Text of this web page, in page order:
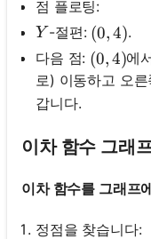
점 플로팅:
Y
Y -절편: (0,4)
(0,4).
다음 점: (0,4)
(0,4)에
로) 이동하고 오
갑니다.
이차 함수 그래
이차 함수를 그래프
정점을 찾습니다: